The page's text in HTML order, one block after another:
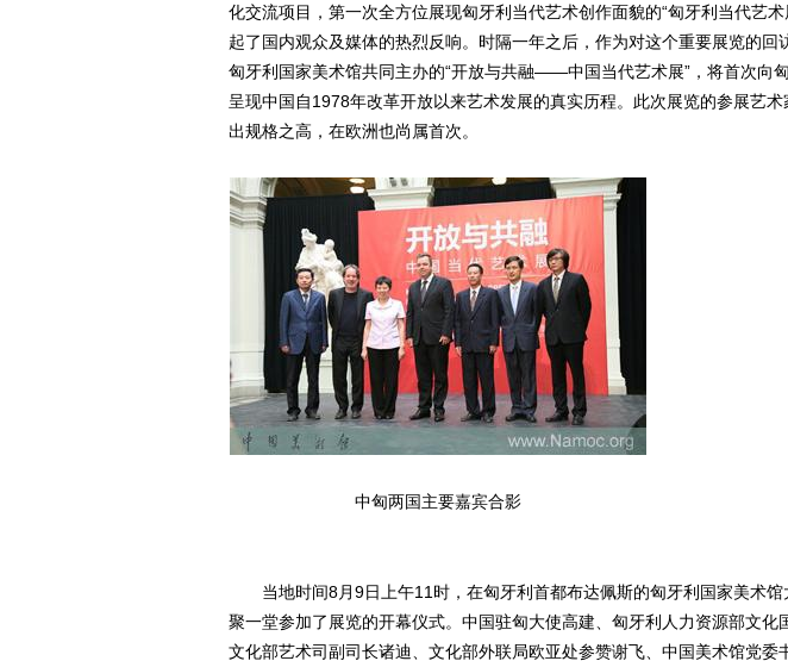
化交流项目，第一次全方位展现匈牙利当代艺术创作面貌的“匈牙利当代艺术
起了国内观众及媒体的热烈反响。时隔一年之后，作为对这个重要展览的回
匈牙利国家美术馆共同主办的“开放与共融——中国当代艺术展”，将首次向
呈现中国自1978年改革开放以来艺术发展的真实历程。此次展览的参展艺
出规格之高，在欧洲也尚属首次。
中匈两国主要嘉宾合影
当地时间8月9日上午11时，在匈牙利首都布达佩斯的匈牙利国家美术馆
聚一堂参加了展览的开幕仪式。中国驻匈大使高建、匈牙利人力资源部文化
文化部艺术司副司长诸迪、文化部外联局欧亚处参赞谢飞、中国美术馆党委